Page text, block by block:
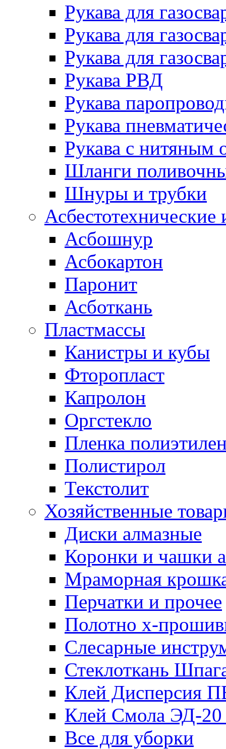
Рукава для
Рукава для
Рукава для
Рукава РВД
Рукава
Рукава
Рукава с нитяным
Шланги
Шнуры и трубки
Асбестотехнические
Асбошнур
Асбокартон
Паронит
Асботкань
Пластмассы
Канистры и кубы
Фторопласт
Капролон
Оргстекло
Пленка
Полистирол
Текстолит
Хозяйственные
Диски алмазные
Коронки и чашки
Мраморная
Перчатки и прочее
Полотно х-
Слесарные
Стеклоткань
Клей Дисперсия
Клей Смола ЭД-20
Все для уборки